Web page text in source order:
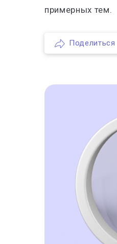
примерных тем.
Поделиться